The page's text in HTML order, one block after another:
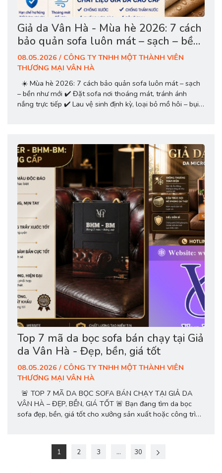
Giả da Vân Hà - Mùa hè 2026: 7 cách
bảo quản sofa luôn mát – sạch – bền
như mới
08.05.2026 / CÔNG TY TNHH MỘT THÀNH VIÊN
THƯƠNG MẠI VÂN HÀ
☀️ Mùa hè 2026: 7 cách bảo quản sofa luôn mát – sạch
– bền như mới ✔️ Đặt sofa nơi thoáng mát, tránh ánh
nắng trực tiếp ✔️ Lau vệ sinh định kỳ, loại bỏ mồ hôi – bụi
Top 7 mã da bọc sofa bán chạy tại Giả
da Vân Hà - Đẹp, bền, giá tốt
08.05.2026 / CÔNG TY TNHH MỘT THÀNH VIÊN
THƯƠNG MẠI VÂN HÀ
🚨 TOP 7 MÃ DA BỌC SOFA BÁN CHẠY TẠI GIẢ DA
VÂN HÀ – ĐẸP, BỀN, GIÁ TỐT 🚨 Bạn đang tìm da bọc
sofa đẹp, bền, giá tốt cho xưởng sản xuất hoặc công trình
1 2 3 ... 30